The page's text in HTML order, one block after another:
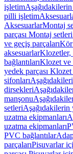
işletim
pilli işletim
AksesuarlarMontaj
parçası Montaj
ve geçiş parçalarıKör
aksesuarlarKlozetler,
bağlantılarıKlozet ve
yedek parçası
sifonları
dirsekleri
manşonu
setleriAşağıdakilerin
uzatma ekipmanları
uzatma ekipmanları
PVC bağlantılar
parçalarıPisuvarlar